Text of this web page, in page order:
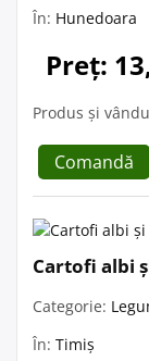
În: Hunedoara
Preț:
Produs și
Comandă
Cartofi albi
Categorie:
În: Timiș